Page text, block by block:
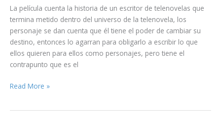
La película cuenta la historia de un escritor de telenovelas que
termina metido dentro del universo de la telenovela, los
personaje se dan cuenta que él tiene el poder de cambiar su
destino, entonces lo agarran para obligarlo a escribir lo que
ellos quieren para ellos como personajes, pero tiene el
contrapunto que es el
EXPONIENDO:
ESCRITOR
Read More »